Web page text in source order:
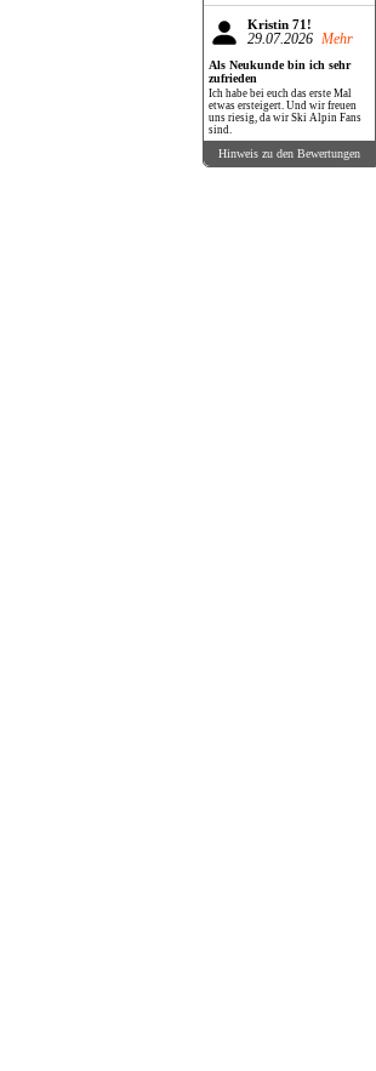
Kristin 71!
29.07.2026 Mehr
Als Neukunde bin ich sehr
zufrieden
Ich habe bei euch das erste Mal
etwas ersteigert. Und wir freuen
uns riesig, da wir Ski Alpin Fans
sind.
Hinweis zu den Bewertungen